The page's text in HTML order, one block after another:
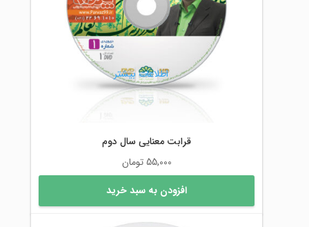
اطلاعات بیشتر
قرابت معنایی سال دوم
55,000 تومان
افزودن به سبد خرید